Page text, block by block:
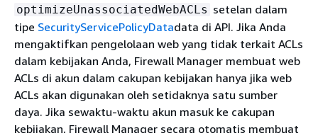
optimizeUnassociatedWebACLs setelan dalam
tipe SecurityServicePolicyDatadata di API. Jika Anda
mengaktifkan pengelolaan web yang tidak terkait ACLs
dalam kebijakan Anda, Firewall Manager membuat web
ACLs di akun dalam cakupan kebijakan hanya jika web
ACLs akan digunakan oleh setidaknya satu sumber
daya. Jika sewaktu-waktu akun masuk ke cakupan
kebijakan, Firewall Manager secara otomatis membuat